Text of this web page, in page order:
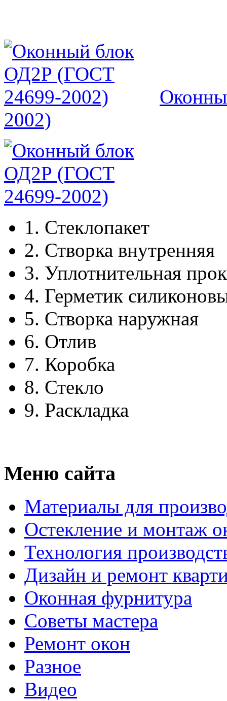
2002)
1. Стеклопакет
2. Створка внутренняя
3. Уплотнительная
4. Герметик
5. Створка наружная
6. Отлив
7. Коробка
8. Стекло
9. Раскладка
Меню сайта
Материалы для
Остекление и монтаж
Технология
Дизайн и ремонт
Оконная фурнитура
Советы мастера
Ремонт окон
Разное
Видео